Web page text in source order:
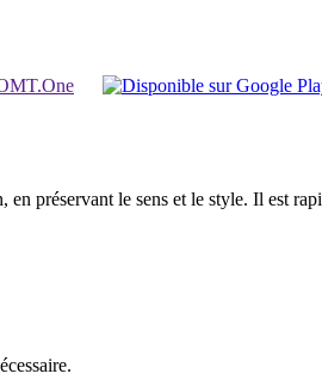
préservant le sens et le style. Il est